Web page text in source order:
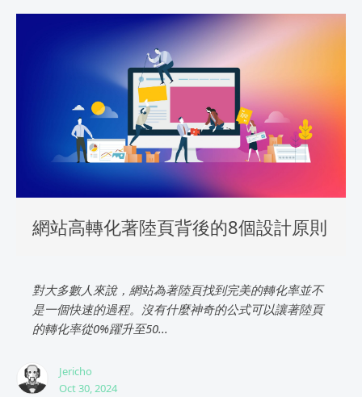
網站高轉化著陸頁背後的8個設計原則
對大多數人來說，網站為著陸頁找到完美的轉化率並不
是一個快速的過程。沒有什麼神奇的公式可以讓著陸頁
的轉化率從0%躍升至50...
Jericho
Oct 30, 2024